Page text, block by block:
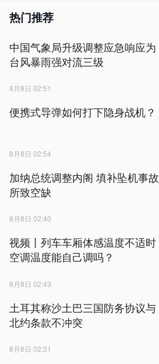
热门推荐
中国气象局升级调整应急响应为
台风暴雨强对流三级
8月8日 02:51
便携式导弹如何打下隐身战机？
8月8日 02:54
加纳总统调整内阁 填补坠机事故
所致空缺
8月8日 02:40
视频丨列车车厢体感温度不适时
空调温度能自己调吗？
8月8日 02:43
土耳其称沙土巴三国防务协议与
北约条款不冲突
8月8日 02:31